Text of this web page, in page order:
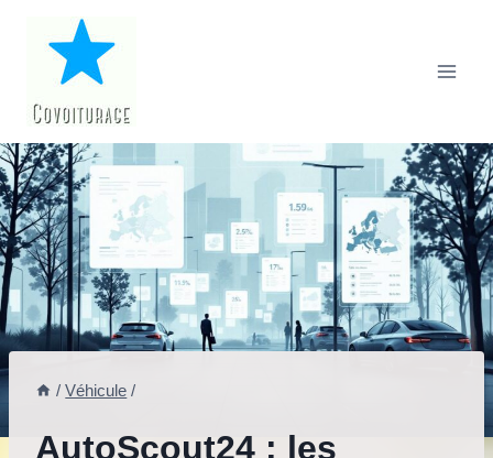
contenu
/ Véhicule /
AutoScout24 : les